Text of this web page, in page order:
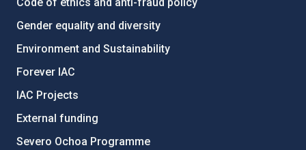
Gender equality and diversity
Environment and Sustainability
Forever IAC
IAC Projects
External funding
Severo Ochoa Programme